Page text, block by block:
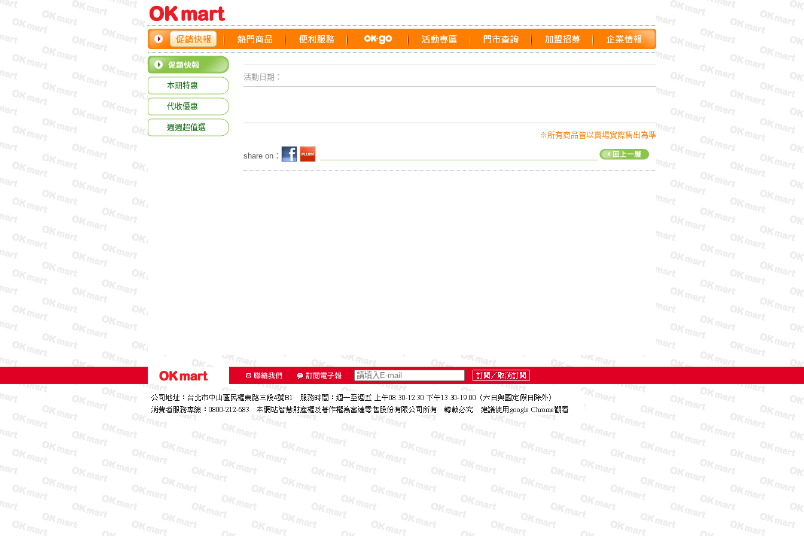
本期特惠
代收優惠
週週超值選
活動日期：
※所有商品皆以賣場實際售出為準
share on：